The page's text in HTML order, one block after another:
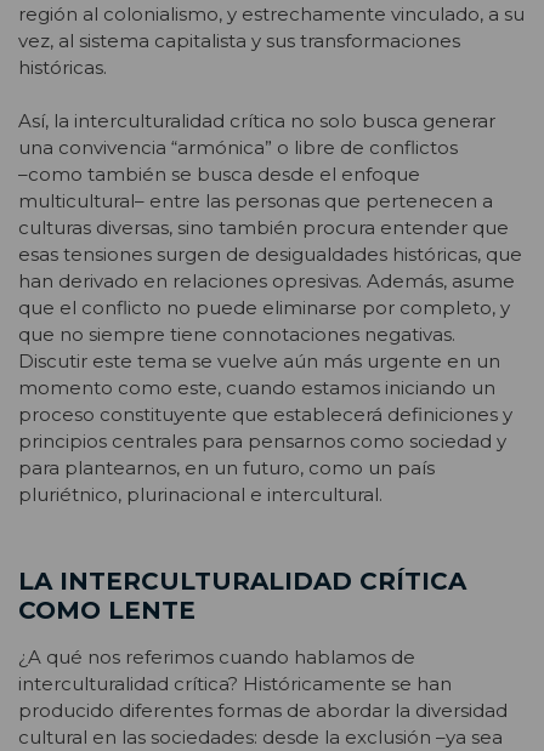
región al colonialismo, y estrechamente vinculado, a su
vez, al sistema capitalista y sus transformaciones
históricas.
Así, la interculturalidad crítica no solo busca generar
una convivencia “armónica” o libre de conflictos
–como también se busca desde el enfoque
multicultural– entre las personas que pertenecen a
culturas diversas, sino también procura entender que
esas tensiones surgen de desigualdades históricas, que
han derivado en relaciones opresivas. Además, asume
que el conflicto no puede eliminarse por completo, y
que no siempre tiene connotaciones negativas.
Discutir este tema se vuelve aún más urgente en un
momento como este, cuando estamos iniciando un
proceso constituyente que establecerá definiciones y
principios centrales para pensarnos como sociedad y
para plantearnos, en un futuro, como un país
pluriétnico, plurinacional e intercultural.
LA INTERCULTURALIDAD CRÍTICA
COMO LENTE
¿A qué nos referimos cuando hablamos de
interculturalidad crítica? Históricamente se han
producido diferentes formas de abordar la diversidad
cultural en las sociedades: desde la exclusión –ya sea